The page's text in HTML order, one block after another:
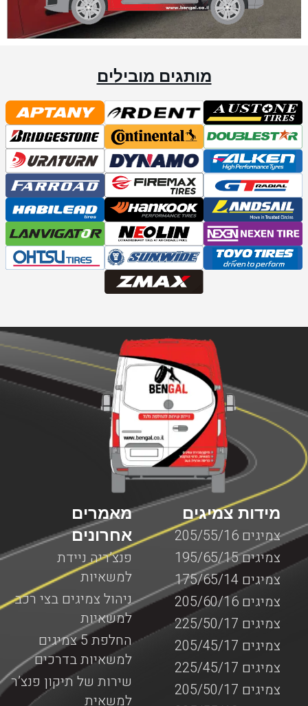
מותגים מובילים
מאמרים
אחרונים
פנצ’ריה ניידת
למשאיות
ניהול צמיגים בצי רכב
למשאיות
החלפת 5 צמיגים
למשאיות בדרכים
שירות של תיקון פנצ’ר
למשאית
מידות צמיגים
צמיגים 205/55/16
צמיגים 195/65/15
צמיגים 175/65/14
צמיגים 205/60/16
צמיגים 225/50/17
צמיגים 205/45/17
צמיגים 225/45/17
צמיגים 205/50/17